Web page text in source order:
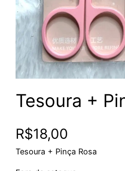
Tesoura +
R$18,00
Tesoura + Pinça Rosa